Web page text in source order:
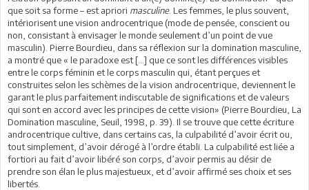
que soit sa forme – est apriori masculine. Les femmes, le plus souvent,
intériorisent une vision androcentrique (mode de pensée, conscient ou
non, consistant à envisager le monde seulement d’un point de vue
masculin). Pierre Bourdieu, dans sa réflexion sur la domination masculine,
a montré que « le paradoxe est […] que ce sont les différences visibles
entre le corps féminin et le corps masculin qui, étant perçues et
construites selon les schèmes de la vision androcentrique, deviennent le
garant le plus parfaitement indiscutable de significations et de valeurs
qui sont en accord avec les principes de cette vision» (Pierre Bourdieu, La
Domination masculine, Seuil, 1998, p. 39). Il se trouve que cette écriture
androcentrique cultive, dans certains cas, la culpabilité d’avoir écrit ou,
tout simplement, d’avoir dérogé à l’ordre établi. La culpabilité est liée a
fortiori au fait d’avoir libéré son corps, d’avoir permis au désir de
prendre son élan le plus majestueux, et d’avoir affirmé ses choix et ses
libertés.